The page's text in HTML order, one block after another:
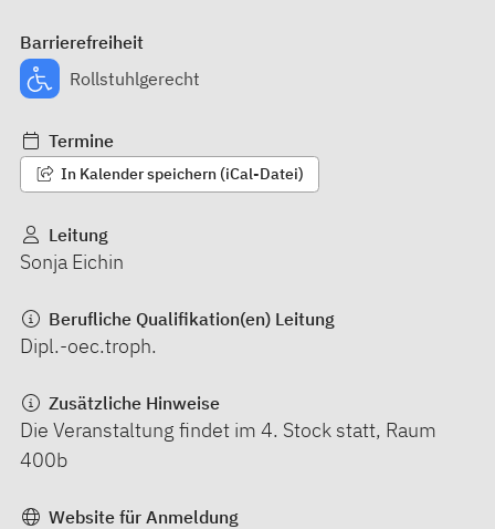
Barrierefreiheit
Rollstuhlgerecht
Termine
In Kalender speichern (iCal-Datei)
Leitung
Sonja Eichin
Berufliche Qualifikation(en) Leitung
Dipl.-oec.troph.
Zusätzliche Hinweise
Die Veranstaltung findet im 4. Stock statt, Raum
400b
Website für Anmeldung